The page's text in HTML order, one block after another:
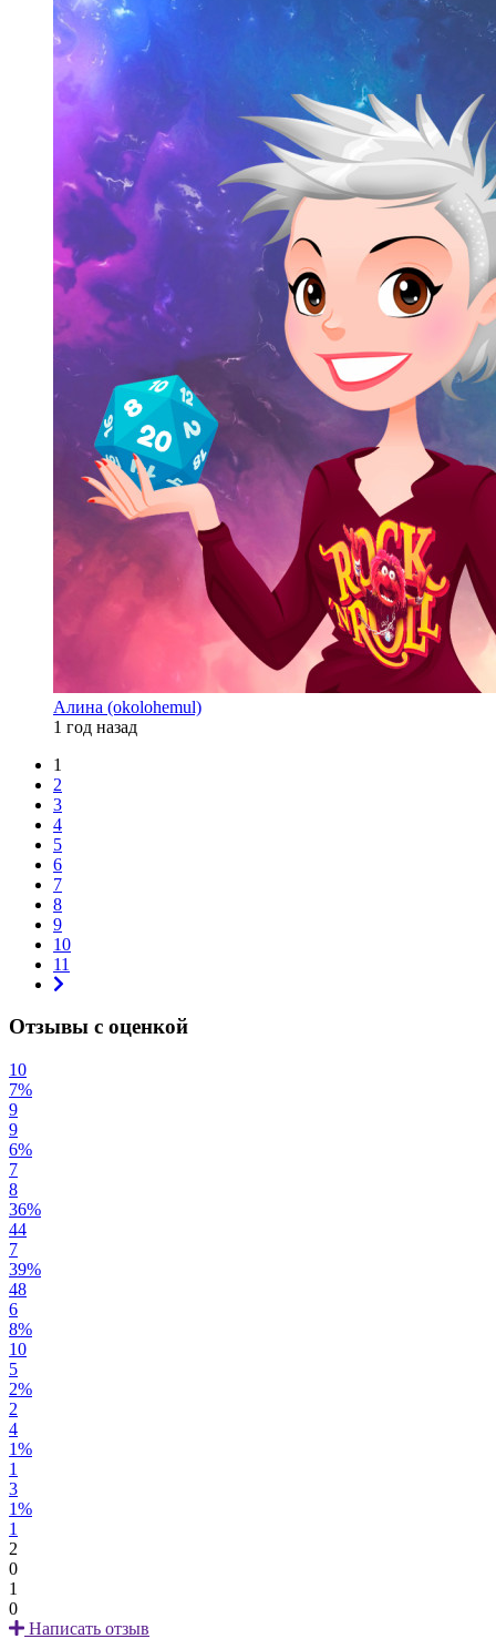
Алина (okolohemul)
1 год назад
1
2
3
4
5
6
7
8
9
10
11
Отзывы с оценкой
10
7%
9
9
6%
7
8
36%
44
7
39%
48
6
8%
10
5
2%
2
4
1%
1
3
1%
1
2
0
1
0
Написать отзыв